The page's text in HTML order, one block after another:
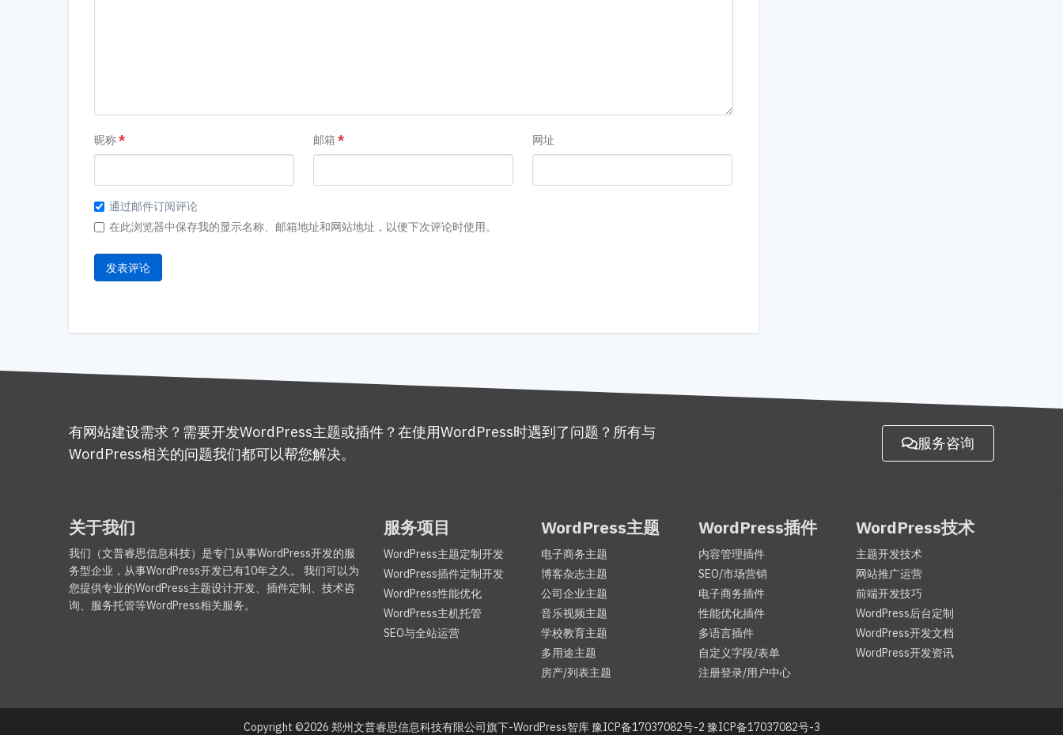
昵称* 邮箱 * 网址
通过邮件订阅评论
在此浏览器中保存我的显示名称、邮箱地址和网站地址，以便下次评论时使用。
有网站建设需求？需要开发WordPress主题或插件？在使用WordPress时遇到了问题？所有与
WordPress相关的问题我们都可以帮您解决。
服务咨询
关于我们
我们（文普睿思信息科技）是专门从事WordPress开发的服
务型企业，从事WordPress开发已有10年之久。 我们可以为
您提供专业的WordPress主题设计开发、插件定制、技术咨
询、服务托管等WordPress相关服务。
服务项目
WordPress主题定制开发
WordPress插件定制开发
WordPress性能优化
WordPress主机托管
SEO与全站运营
WordPress主题
电子商务主题
博客杂志主题
公司企业主题
音乐视频主题
学校教育主题
多用途主题
房产/列表主题
WordPress插件
内容管理插件
SEO/市场营销
电子商务插件
性能优化插件
多语言插件
自定义字段/表单
注册登录/用户中心
WordPress技术
主题开发技术
网站推广运营
前端开发技巧
WordPress后台定制
WordPress开发文档
WordPress开发资讯
Copyright ©2026 郑州文普睿思信息科技有限公司旗下-WordPress智库豫ICP备17037082号-2 豫ICP备17037082号-3